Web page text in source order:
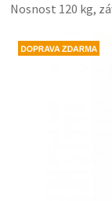
Nosnost 120 kg,